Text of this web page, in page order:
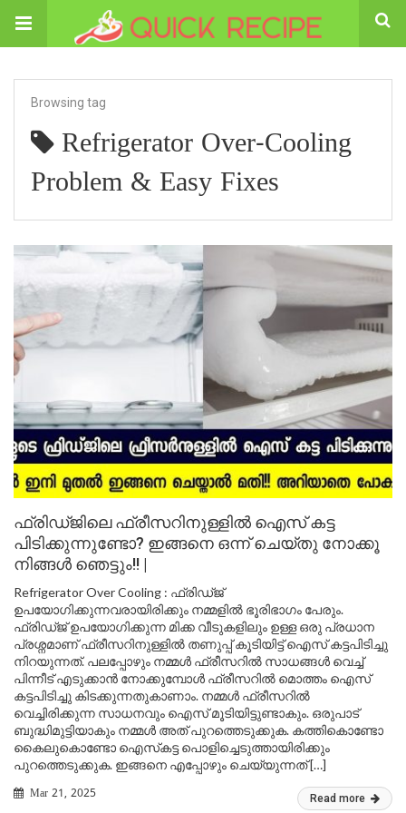
Browsing tag
Refrigerator Over-Cooling
Problem & Easy Fixes
ഫ്രിഡ്‌ജിലെ ഫ്രീസറിനുള്ളിൽ ഐസ് കട്ട
പിടിക്കുന്നുണ്ടോ? ഇങ്ങനെ ഒന്ന് ചെയ്തു നോക്കൂ
നിങ്ങൾ ഞെട്ടും!! |
Refrigerator Over Cooling : ഫ്രിഡ്‌ജ്‌
ഉപയോഗിക്കുന്നവരായിരിക്കും നമ്മളിൽ ഭൂരിഭാഗം പേരും.
ഫ്രിഡ്‌ജ് ഉപയോഗിക്കുന്ന മിക്ക വീടുകളിലും ഉള്ള ഒരു പ്രധാന
പ്രശ്നമാണ് ഫ്രീസറിനുള്ളിൽ തണുപ്പ് കൂടിയിട്ട് ഐസ് കട്ടപിടിച്ചു
നിറയുന്നത്. പലപ്പോഴും നമ്മൾ ഫ്രീസറിൽ സാധങ്ങൾ വെച്ച്
പിന്നീട് എടുക്കാൻ നോക്കുമ്പോൾ ഫ്രീസറിൽ മൊത്തം ഐസ്
കട്ടപിടിച്ചു കിടക്കുന്നതുകാണാം. നമ്മൾ ഫ്രീസറിൽ
വെച്ചിരിക്കുന്ന സാധനവും ഐസ് മൂടിയിട്ടുണ്ടാകും. ഒരുപാട്
ബുദ്ധിമുട്ടിയാകും നമ്മൾ അത് പുറത്തെടുക്കുക. കത്തികൊണ്ടോ
കൈലുകൊണ്ടോ ഐസ്‌കട്ട പൊളിച്ചെടുത്തായിരിക്കും
പുറത്തെടുക്കുക. ഇങ്ങനെ എപ്പോഴും ചെയ്യുന്നത് […]
Mar 21, 2025 Read more